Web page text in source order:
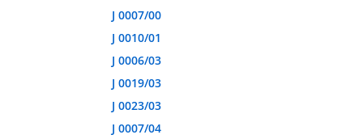
J 0007/00
J 0010/01
J 0006/03
J 0019/03
J 0023/03
J 0007/04